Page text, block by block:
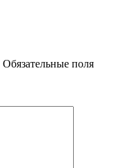
Обязательные поля